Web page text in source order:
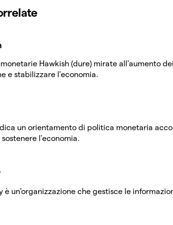
Hawkish (dure) mirate all'aumento
e stabilizzare l'economia.
un orientamento di politica monetaria
sostenere l'economia.
è un'organizzazione che gestisce le